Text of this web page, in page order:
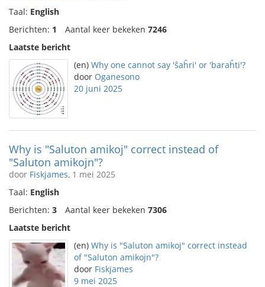
Taal: English
Berichten: 1 Aantal keer bekeken 7246
Laatste bericht
(en) Why one cannot say 'ŝaĥri' or 'baraĥti'?
door Oganesono
20 juni 2025
Why is "Saluton amikoj" correct instead of
"Saluton amikojn"?
door Fiskjames, 1 mei 2025
Taal: English
Berichten: 3 Aantal keer bekeken 7306
Laatste bericht
(en) Why is "Saluton amikoj" correct instead
of "Saluton amikojn"?
door Fiskjames
9 mei 2025